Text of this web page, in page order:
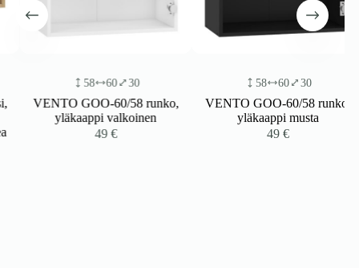
58 60 30
VENTO GOO-60/58 runko,
yläkaappi valkoinen
49€
58 60 30
VENTO GOO-60/58 runko,
yläkaappi musta
49€